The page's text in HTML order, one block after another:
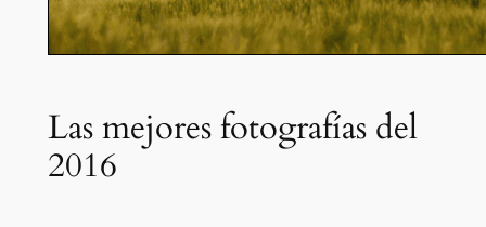
Las mejores fotografías del
2016